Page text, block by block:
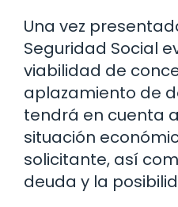
Una vez
Seguridad Social
viabilidad de
aplazamiento de
tendrá en cuenta
situación
solicitante, así
deuda y la